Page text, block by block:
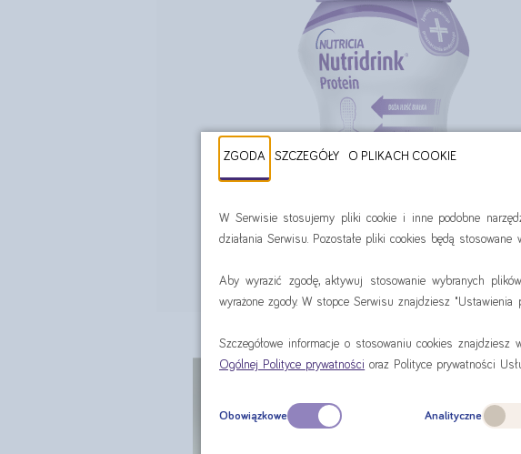
ZGODA SZCZEGÓŁY O PLIKACH COOKIE
W Serwisie stosujemy pliki cookie i inne podobne
działania Serwisu. Pozostałe pliki cookies będą
Aby wyrazić zgodę, aktywuj stosowanie wybranych
wyrażone zgody. W stopce Serwisu znajdziesz
Szczegółowe informacje o stosowaniu cookies znajdziesz
Ogólnej Polityce prywatności oraz Polityce prywatności
Obowiązkowe Analityczne